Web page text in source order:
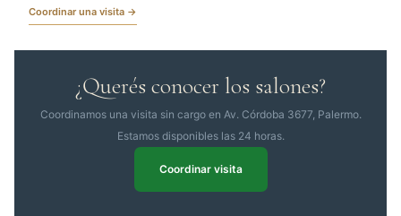
Coordinar una visita →
¿Querés conocer los salones?
Coordinamos una visita sin cargo en Av. Córdoba 3677, Palermo.
Estamos disponibles las 24 horas.
Coordinar visita